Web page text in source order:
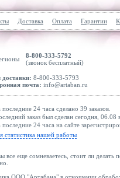
Доставка Оплата Гарантии
8-800-333-5792
(звонок бесплатный)
доставки: 8-800-333-5793
почта: info@artaban.ru
последние 24 часа сделано 39 заказов.
заказ был сделан сегодня,
последние 24 часа на сайте
статистика нашей работы
все еще сомневаетесь, стоит ли делать